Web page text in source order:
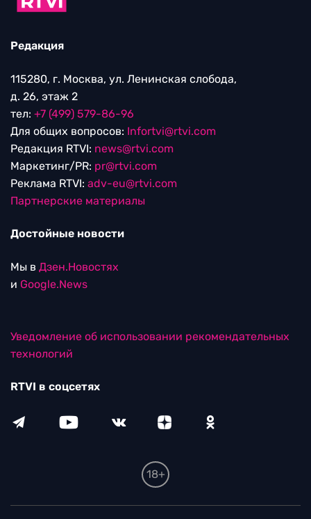
Редакция
115280, г. Москва, ул. Ленинская слобода,
д. 26, этаж 2
тел: +7 (499) 579-86-96
Для общих вопросов: Infortvi@rtvi.com
Редакция RTVI: news@rtvi.com
Маркетинг/PR: pr@rtvi.com
Реклама RTVI: adv-eu@rtvi.com
Партнерские материалы
Достойные новости
Мы в Дзен.Новостях
и Google.News
Уведомление об использовании рекомендательных
технологий
RTVI в соцсетях
18+